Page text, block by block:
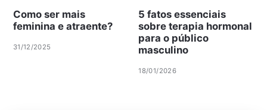
Como ser mais
feminina e atraente?
31/12/2025
5 fatos essenciais
sobre terapia hormonal
para o público
masculino
18/01/2026